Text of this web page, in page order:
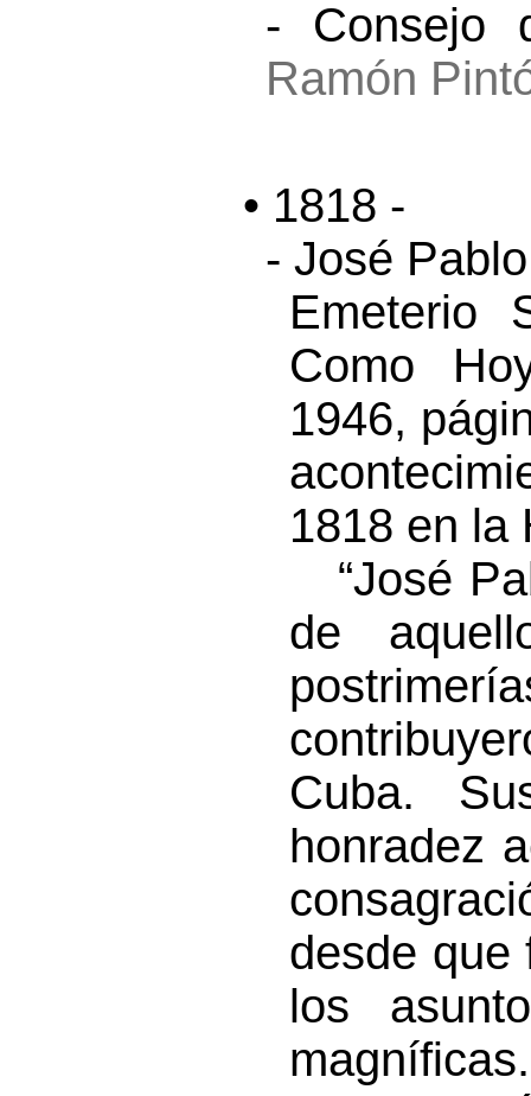
- Consejo
Ramón
• 1818 -
- José
Emeterio
Como
1946,
1818 en la
“José
de
Cuba.
honradez
desde que
los